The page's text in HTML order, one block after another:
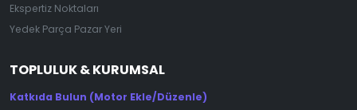
Ekspertiz Noktaları
Yedek Parça Pazar Yeri
TOPLULUK & KURUMSAL
Katkıda Bulun (Motor Ekle/Düzenle)